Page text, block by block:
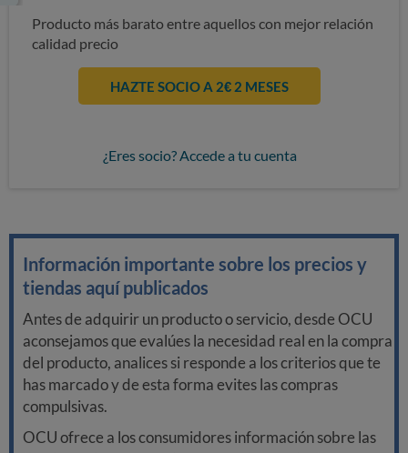
Producto más barato entre aquellos con mejor relación
calidad precio
HAZTE SOCIO A 2€ 2 MESES
¿Eres socio? Accede a tu cuenta
Información importante sobre los precios y
tiendas aquí publicados
Antes de adquirir un producto o servicio, desde OCU
aconsejamos que evalúes la necesidad real en la compra
del producto, analices si responde a los criterios que te
has marcado y de esta forma evites las compras
compulsivas.
OCU ofrece a los consumidores información sobre las